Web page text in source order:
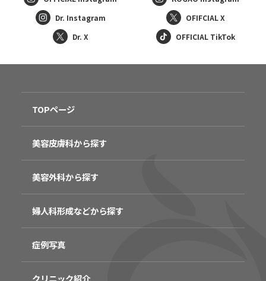
Dr. Instagram
OFIFCIAL X
Dr. X
OFFICIAL TikTok
TOPページ
美容皮膚科から探す
美容外科から探す
婦人科形成などから探す
症例写真
クリニック紹介